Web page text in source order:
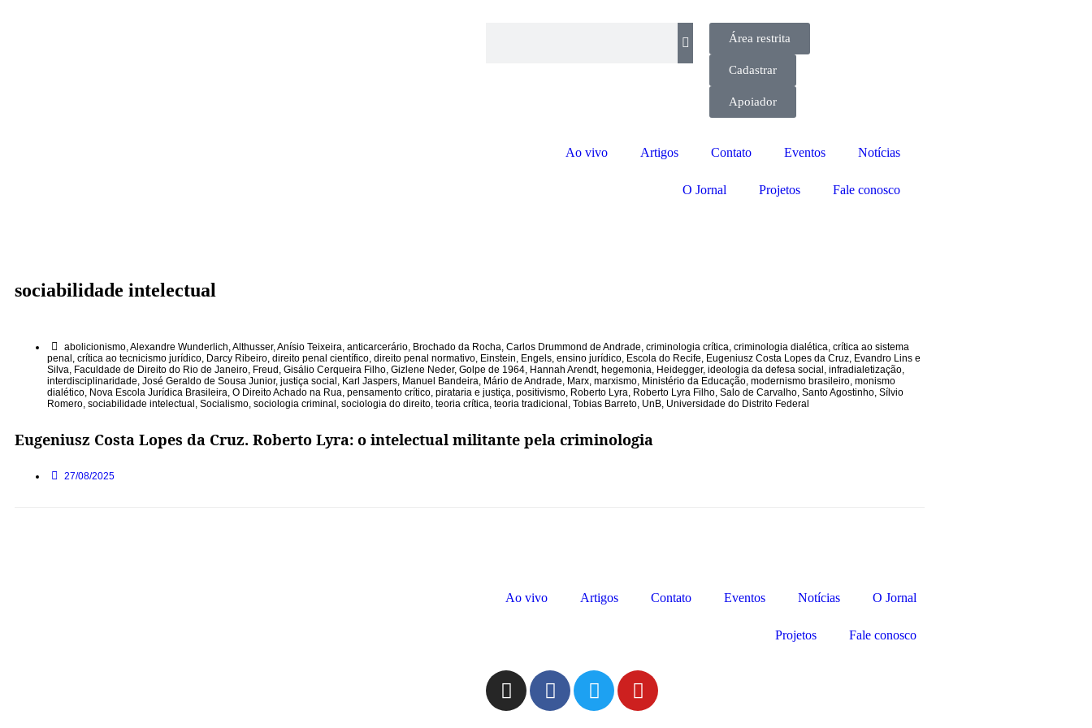
Área restrita
Cadastrar
Apoiador
Ao vivo Artigos Contato Eventos Notícias
O Jornal Projetos Fale conosco
sociabilidade intelectual
abolicionismo,Alexandre Wunderlich,Althusser,Anísio Teixeira, anticarcerário, Brochado da Rocha, Carlos Drummond de Andrade, criminologia crítica, criminologia dialética, crítica ao sistema
penal , crítica ao tecnicismo jurídico, Darcy Ribeiro, direito penal científico, direito penal normativo, Einstein, Engels, ensino jurídico, Escola do Recife, Eugeniusz Costa Lopes da Cruz, Evandro Lins e
Silva, Faculdade de Direito do Rio de Janeiro, Freud , Gisálio Cerqueira Filho, Gizlene Neder, Golpe de 1964, Hannah Arendt, hegemonia, Heidegger, ideologia da defesa social , infradialetização,
interdisciplinaridade, José Geraldo de Sousa Junior, justiça social , Karl Jaspers, Manuel Bandeira, Mário de Andrade, Marx, marxismo, Ministério da Educação, modernismo brasileiro, monismo
dialético, Nova Escola Jurídica Brasileira, O Direito Achado na Rua, pensamento crítico, pirataria e justiça, positivismo, Roberto Lyra, Roberto Lyra Filho, Salo de Carvalho, Santo Agostinho, Sílvio
Romero, sociabilidade intelectual , Socialismo, sociologia criminal , sociologia do direito, teoria crítica, teoria tradicional , Tobias Barreto, UnB, Universidade do Distrito Federal
Eugeniusz Costa Lopes da Cruz. Roberto Lyra: o intelectual militante pela criminologia
27/08/2025
Ao vivo Artigos Contato Eventos Notícias O Jornal
Projetos Fale conosco